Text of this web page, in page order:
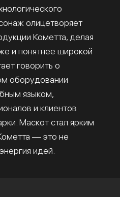
олицетворяет
Кометта, делая
и понятнее широкой
говорить о
оборудовании
языком,
и клиентов
Маскот стал ярким
— это не
идей.